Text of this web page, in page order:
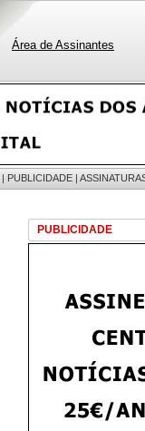
Área de Assinantes
| PUBLICIDADE |
PUBLICIDADE